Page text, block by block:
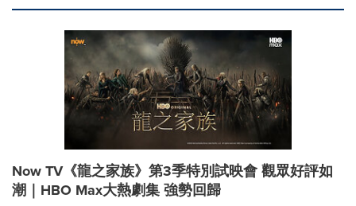
Now TV《龍之家族》第3季特別試映會 觀眾好評如
潮｜HBO Max大熱劇集 強勢回歸